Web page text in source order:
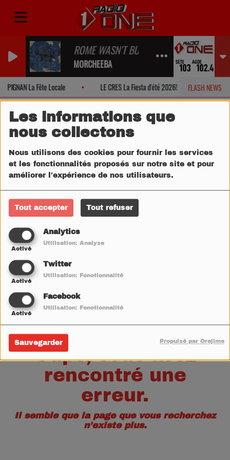
Les informations que
nous collectons
Nous utilisons des cookies pour fournir les services
et les fonctionnalités proposés sur notre site et pour
améliorer l'expérience de nos utilisateurs.
Tout accepter Tout refuser
Analytics
Activé
Utilisation: Analyse
Twitter
Activé
Utilisation: Fonctionnalité
Facebook
Activé
Utilisation: Fonctionnalité
Sauvegarder Propulsé par Orejime
ROME WASN'T BUILD IN ONE DAY
MORCHEEBA
FLASH NEWS
PIGNAN La Fête Locale LE CRES La Fiesta d'été 2026!
Oups, vous avez
rencontré une
erreur.
Il semble que la page que vous recherchez
n’existe plus.